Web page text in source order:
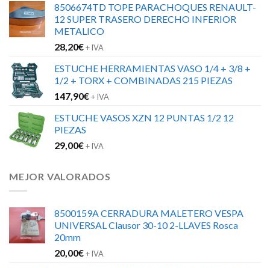
8506674TD TOPE PARACHOQUES RENAULT-
12 SUPER TRASERO DERECHO INFERIOR
METALICO
28,20€+ IVA
ESTUCHE HERRAMIENTAS VASO 1/4 + 3/8 +
1/2 + TORX + COMBINADAS 215 PIEZAS
147,90€+ IVA
ESTUCHE VASOS XZN 12 PUNTAS 1/2 12
PIEZAS
29,00€+ IVA
MEJOR VALORADOS
8500159A CERRADURA MALETERO VESPA
UNIVERSAL Clausor 30-10 2-LLAVES Rosca
20mm
20,00€+ IVA